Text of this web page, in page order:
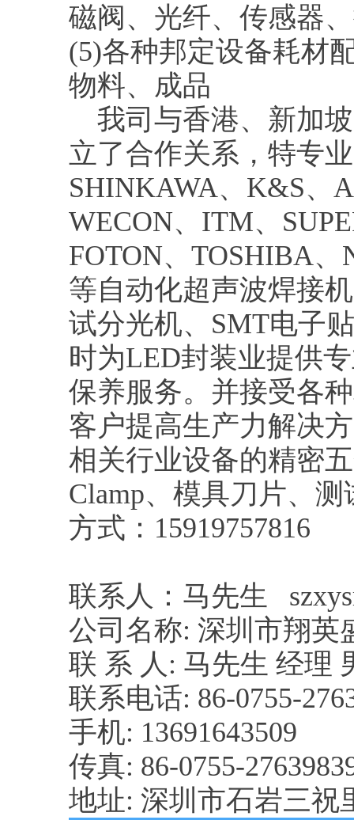
磁阀、光纤、传感器
(5)各种邦定设备耗材
物料、成品
我司与香港、新加
立了合作关系，特专
SHINKAWA、K&S、
WECON、ITM、
FOTON、TOSHIBA
等自动化超声波焊接
试分光机、SMT电子
时为LED封装业提供
保养服务。并接受各
客户提高生产力解决
相关行业设备的精密
Clamp、模具刀片、
方式：15919757816
联系人：马先生
公司名称: 深圳市翔
联 系 人: 马先生 经理
联系电话: 86-0755-
手机: 13691643509
传真: 86-0755-
地址: 深圳市石岩三